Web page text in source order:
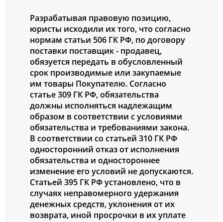
Разрабатывая правовую позицию,
юристы исходили их того, что согласно
нормам статьи 506 ГК РФ, по договору
поставки поставщик - продавец,
обязуется передать в обусловленный
срок производимые или закупаемые
им товары Покупателю. Согласно
статье 309 ГК РФ, обязательства
должны исполняться надлежащим
образом в соответствии с условиями
обязательства и требованиями закона.
В соответствии со статьей 310 ГК РФ
односторонний отказ от исполнения
обязательства и одностороннее
изменение его условий не допускаются.
Статьей 395 ГК РФ установлено, что в
случаях неправомерного удержания
денежных средств, уклонения от их
возврата, иной просрочки в их уплате